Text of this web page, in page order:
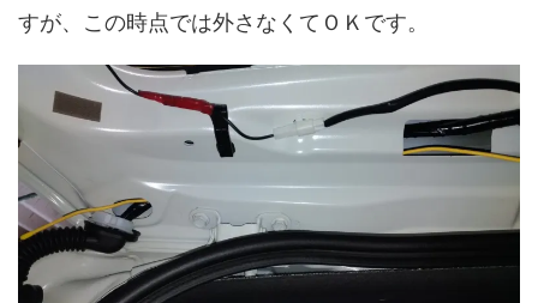
すが、この時点では外さなくてＯＫです。